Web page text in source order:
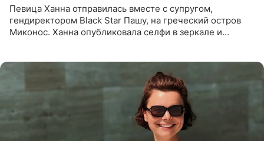
Певица Ханна отправилась вместе с супругом,
гендиректором Black Star Пашу, на греческий остров
Миконос. Ханна опубликовала селфи в зеркале и